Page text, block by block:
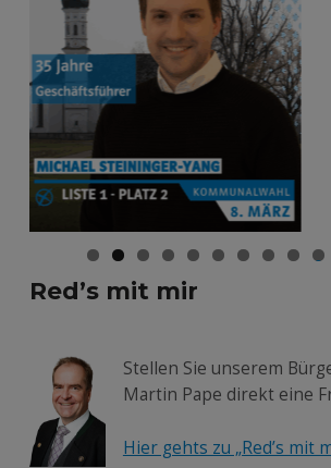
0
Red’s mit mir
Stellen Sie unserem
Martin Pape direkt eine
Hier gehts zu „Red’s mit